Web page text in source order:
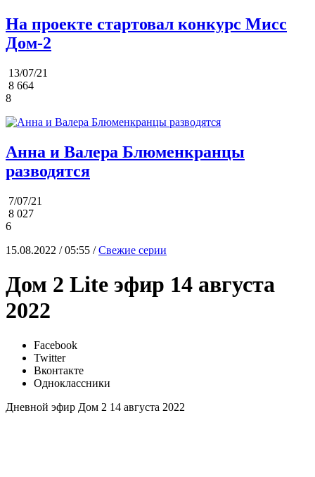
На проекте стартовал конкурс Мисс
Дом-2
13/07/21
8 664
8
Анна и Валера Блюменкранцы
разводятся
7/07/21
8 027
6
15.08.2022 / 05:55 /Свежие серии
Дом 2 Lite эфир 14 августа
2022
Facebook
Twitter
Вконтакте
Одноклассники
Дневной эфир Дом 2 14 августа 2022